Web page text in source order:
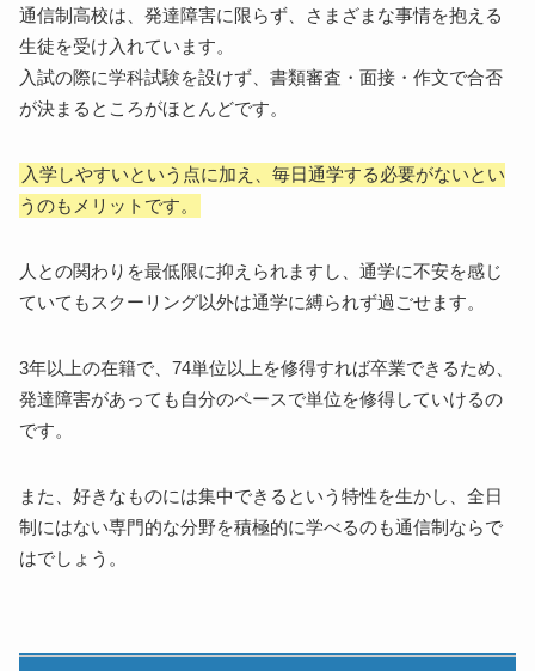
通信制高校は、発達障害に限らず、さまざまな事情を抱える
生徒を受け入れています。
入試の際に学科試験を設けず、書類審査・面接・作文で合否
が決まるところがほとんどです。
入学しやすいという点に加え、毎日通学する必要がないとい
うのもメリットです。
人との関わりを最低限に抑えられますし、通学に不安を感じ
ていてもスクーリング以外は通学に縛られず過ごせます。
3年以上の在籍で、74単位以上を修得すれば卒業できるため、
発達障害があっても自分のペースで単位を修得していけるの
です。
また、好きなものには集中できるという特性を生かし、全日
制にはない専門的な分野を積極的に学べるのも通信制ならで
はでしょう。